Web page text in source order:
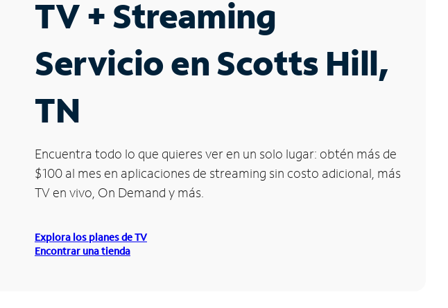
TV + Streaming
Servicio en Scotts Hill,
TN
Encuentra todo lo que quieres ver en un solo lugar: obtén más de
$100 al mes en aplicaciones de streaming sin costo adicional, más
TV en vivo, On Demand y más.
Explora los planes de TV
Encontrar una tienda